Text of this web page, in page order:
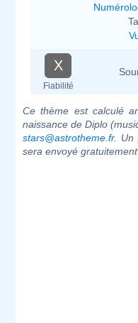
X
Fiabilité
Ce thème est calculé
naissance de Diplo
stars@astrotheme.fr. Un
sera envoyé